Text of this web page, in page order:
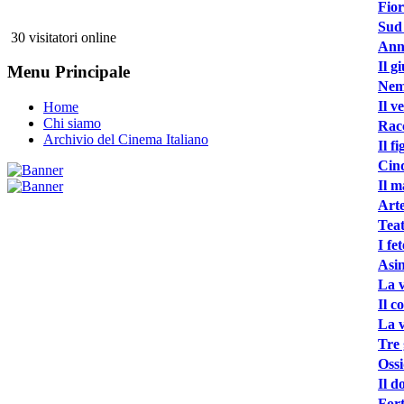
30 visitatori online
Menu Principale
Home
Chi siamo
Archivio del Cinema Italiano
Il
Il
Il
Il
I
La
Il
La
Tre
Il